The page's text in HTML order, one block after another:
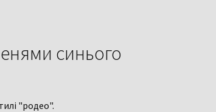
синього
"родео".